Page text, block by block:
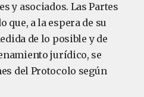
y asociados. Las Partes
que, a la espera de su
de lo posible y de
jurídico, se
del Protocolo según